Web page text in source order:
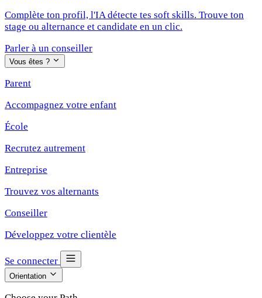
Complète ton profil, l'IA détecte tes soft skills. Trouve ton
stage ou alternance et candidate en un clic.
Parler à un conseiller
Vous êtes ?
Parent
Accompagnez votre enfant
École
Recrutez autrement
Entreprise
Trouvez vos alternants
Conseiller
Développez votre clientèle
Se connecter
Orientation